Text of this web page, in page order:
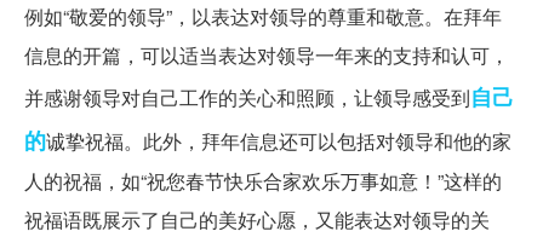
例如“敬爱的领导”，以表达对领导的尊重和敬意。在拜年
信息的开篇，可以适当表达对领导一年来的支持和认可，
并感谢领导对自己工作的关心和照顾，让领导感受到自己
的诚挚祝福。此外，拜年信息还可以包括对领导和他的家
人的祝福，如“祝您春节快乐合家欢乐万事如意！”这样的
祝福语既展示了自己的美好心愿，又能表达对领导的关